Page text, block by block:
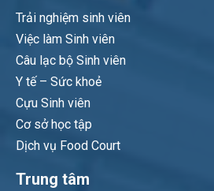
Trải nghiệm sinh viên
Việc làm Sinh viên
Câu lạc bộ Sinh viên
Y tế – Sức khoẻ
Cựu Sinh viên
Cơ sở học tập
Dịch vụ Food Court
Trung tâm